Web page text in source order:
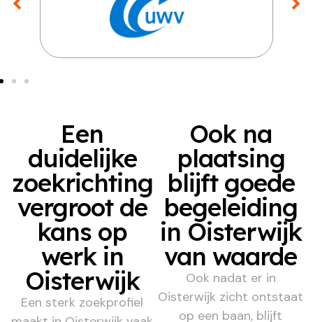
Een
duidelijke
zoekrichting
vergroot de
kans op
werk in
Oisterwijk
Een sterk zoekprofiel
Ook na
plaatsing
blijft goede
begeleiding
in Oisterwijk
van waarde
Ook nadat er in
Oisterwijk zicht ontstaat
op een baan, blijft